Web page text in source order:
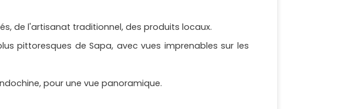
de l'artisanat traditionnel, des produits locaux.
pittoresques de Sapa, avec vues imprenables sur les
pour une vue panoramique.